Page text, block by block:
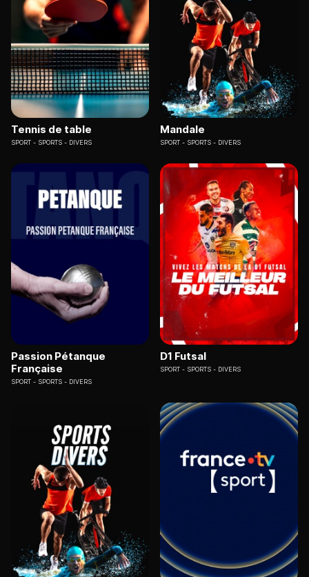
Tennis de table
SPORT SPORTS - DIVERS
Mandale
SPORT SPORTS - DIVERS
Passion Pétanque
Française
SPORT SPORTS - DIVERS
D1 Futsal
SPORT SPORTS - DIVERS